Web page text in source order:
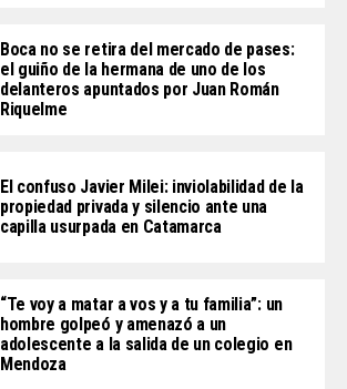
Boca no se retira del mercado de pases:
el guiño de la hermana de uno de los
delanteros apuntados por Juan Román
Riquelme
El confuso Javier Milei: inviolabilidad de la
propiedad privada y silencio ante una
capilla usurpada en Catamarca
“Te voy a matar a vos y a tu familia”: un
hombre golpeó y amenazó a un
adolescente a la salida de un colegio en
Mendoza